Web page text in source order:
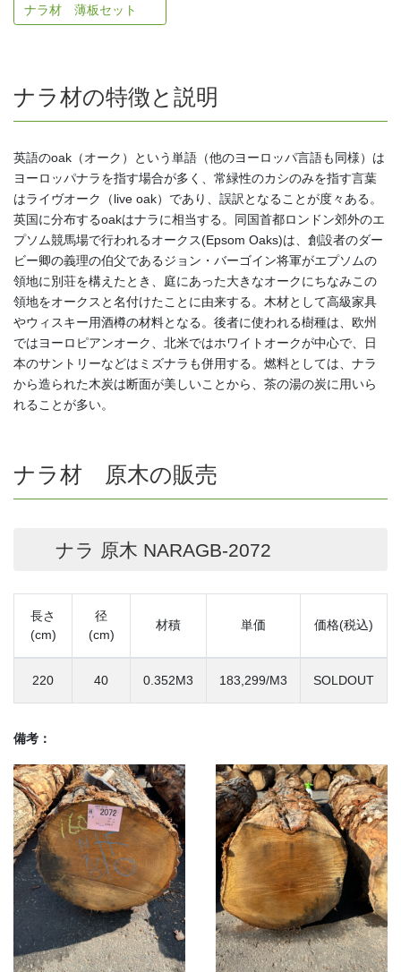
ナラ材 薄板セット
ナラ材の特徴と説明
英語のoak（オーク）という単語（他のヨーロッパ言語も同様）は
ヨーロッパナラを指す場合が多く、常緑性のカシのみを指す言葉
はライヴオーク（live oak）であり、誤訳となることが度々ある。
英国に分布するoakはナラに相当する。同国首都ロンドン郊外のエ
プソム競馬場で行われるオークス(Epsom Oaks)は、創設者のダー
ビー卿の義理の伯父であるジョン・バーゴイン将軍がエプソムの
領地に別荘を構えたとき、庭にあった大きなオークにちなみこの
領地をオークスと名付けたことに由来する。木材として高級家具
やウィスキー用酒樽の材料となる。後者に使われる樹種は、欧州
ではヨーロピアンオーク、北米ではホワイトオークが中心で、日
本のサントリーなどはミズナラも併用する。燃料としては、ナラ
から造られた木炭は断面が美しいことから、茶の湯の炭に用いら
れることが多い。
ナラ材 原木の販売
ナラ 原木 NARAGB-2072
長さ
(cm)
径
(cm)
材積 単価 価格(税込)
220 40 0.352M3 183,299/M3 SOLDOUT
備考：